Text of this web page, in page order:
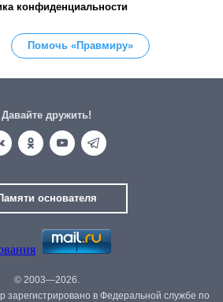
конфиденциальности
Помочь «Правмиру»
Давайте дружить!
основателя
© 2003—2026.
зарегистрировано в Федеральной службе по